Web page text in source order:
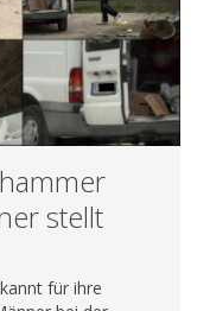
stellt
für ihre